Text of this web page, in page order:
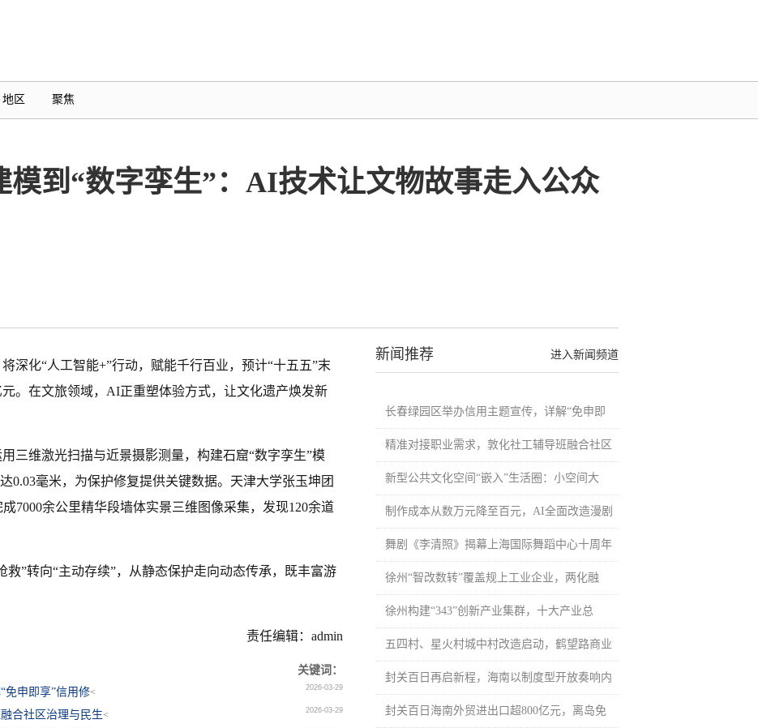
地区 聚焦
模到“数字孪生”：AI技术让文物故事走入公众
深化“人工智能+”行动，赋能千行百业，预计“十五五”末
。在文旅领域，AI正重塑体验方式，让文化遗产焕发新
三维激光扫描与近景摄影测量，构建石窟“数字孪生”模
0.03毫米，为保护修复提供关键数据。天津大学张玉坤团
7000余公里精华段墙体实景三维图像采集，发现120余道
救”转向“主动存续”，从静态保护走向动态传承，既丰富游
责任编辑：admin
关键词：
免申即享”信用修< 2026-03-29
合社区治理与民生< 2026-03-29
进入新闻频道
新闻推荐
长春绿园区举办信用主题宣传，详解“免申即
精准对接职业需求，敦化社工辅导班融合社区
新型公共文化空间“嵌入”生活圈：小空间大
制作成本从数万元降至百元，AI全面改造漫剧
舞剧《李清照》揭幕上海国际舞蹈中心十周年
徐州“智改数转”覆盖规上工业企业，两化融
徐州构建“343”创新产业集群，十大产业总
五四村、星火村城中村改造启动，鹤望路商业
封关百日再启新程，海南以制度型开放奏响内
封关百日海南外贸进出口超800亿元，离岛免